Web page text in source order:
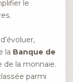
le
la Banque de
de la monnaie.
parmi